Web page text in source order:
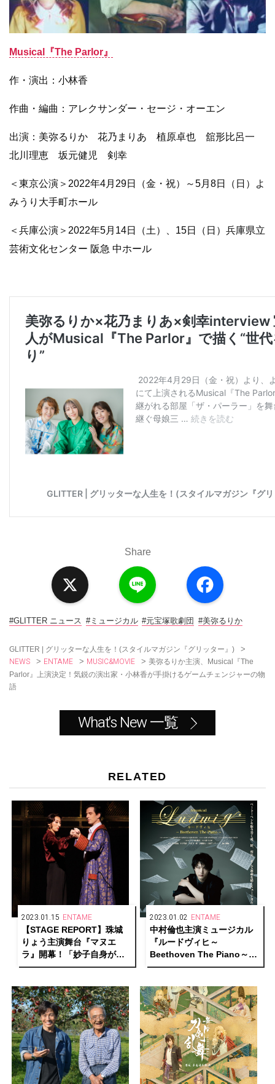
Musical『The Parlor』
作・演出：小林香
作曲・編曲：アレクサンダー・セージ・オーエン
出演：美弥るりか 花乃まりあ 植原卓也 舘形比呂一
北川理恵 坂元健児 剣幸
＜東京公演＞2022年4月29日（金・祝）～5月8日（日）よ
みうり大手町ホール
＜兵庫公演＞2022年5月14日（土）、15日（日）兵庫県立
芸術文化センター 阪急 中ホール
Share
a
c
o
#GLITTER ニュース #ミュージカル #元宝塚歌劇団 #美弥るりか
GLITTER | グリッターな人生を！(スタイルマガジン『グリッター』) >
NEWS > ENTAME > MUSIC&MOVIE > 美弥るりか主演、Musical『The
Parlor』上演決定！気鋭の演出家・小林香が手掛けるゲームチェンジャーの物
語
What's New 一覧
RELATED
2023.01.15 ENTAME
【STAGE REPORT】珠城
りょう主演舞台『マヌエ
ラ』開幕！「妙子自身がた
くさんの人と関わって成長
語を通してお伝えしていき
たい」
2023.01.02 ENTAME
中村倫也主演ミュージカル
『ルードヴィヒ～
Beethoven The Piano～』
映画館での上映が決定！